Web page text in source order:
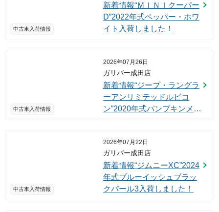
中古車入荷情報
新着情報“ＭＩＮＩクーパー
D”2022年式ペッパー・ホワ
イト入荷しました！
中古車入荷情報
2026年07月26日
ガリバー成田店
新着情報“ジープ・ラングラ
ーアンリミテッドルビコ
ン”2020年式パンプキンメタ
中古車入荷情報
2026年07月22日
ガリバー成田店
新着情報“ジムニーXC”2024
年式ブルーイッシュブラッ
クパール3入荷しました！